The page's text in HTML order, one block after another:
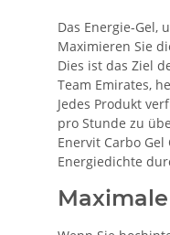
Das Energie-Gel,
Maximieren Sie
Dies ist das Ziel
Team Emirates,
Jedes Produkt
pro Stunde zu
Enervit Carbo
Energiedichte